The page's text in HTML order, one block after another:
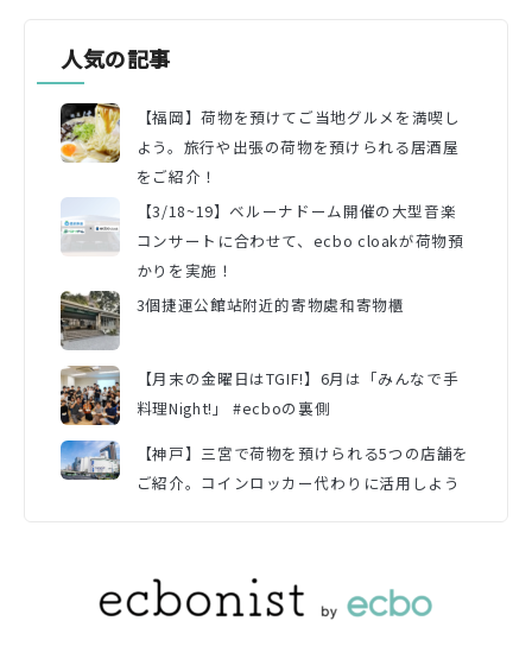
人気の記事
【福岡】荷物を預けてご当地グルメを満喫し
よう。旅行や出張の荷物を預けられる居酒屋
をご紹介！
【3/18~19】ベルーナドーム開催の大型音楽
コンサートに合わせて、ecbo cloakが荷物預
かりを実施！
3個捷運公館站附近的寄物處和寄物櫃
【月末の金曜日はTGIF!】6月は「みんなで手
料理Night!」 #ecboの裏側
【神戸】三宮で荷物を預けられる5つの店舗を
ご紹介。コインロッカー代わりに活用しよう